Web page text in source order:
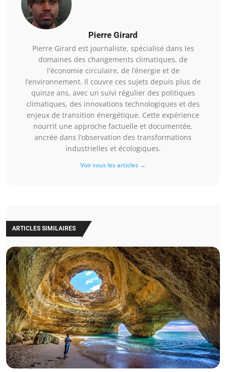
Pierre Girard
Pierre Girard est journaliste, spécialisé dans les
domaines des changements climatiques, de
l'économie circulaire, de l’énergie et de
l’environnement. Il couvre ces sujets depuis plus de
quinze ans, avec un suivi régulier des politiques
climatiques, des innovations technologiques et des
enjeux de transition énergétique. Cette expérience
nourrit une approche factuelle et documentée,
ancrée dans l’observation des transformations
industrielles et écologiques.
Voir tous les articles →
ARTICLES SIMILAIRES